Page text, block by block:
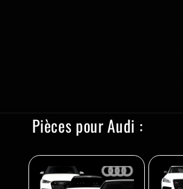
Pièces pour Audi :